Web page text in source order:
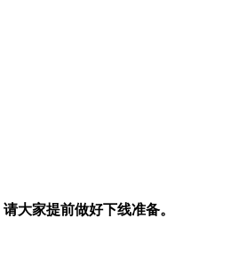
大家提前做好下线准备。